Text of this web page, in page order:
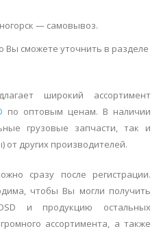
— самовывоз.
сможете уточнить в разделе
широкий ассортимент
по оптовым ценам. В наличии
грузовые запчасти, так и
других производителей.
сразу после регистрации.
чтобы Вы могли получить
и продукцию остальных
ассортимента, а также